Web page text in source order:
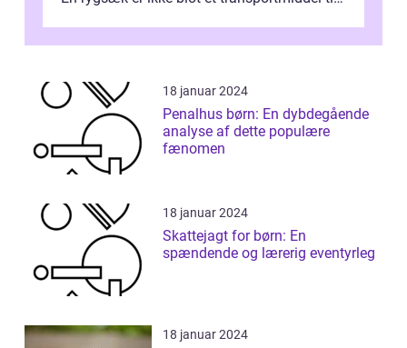
18 januar 2024
Penalhus børn: En dybdegående
analyse af dette populære
fænomen
18 januar 2024
Skattejagt for børn: En
spændende og lærerig eventyrleg
18 januar 2024